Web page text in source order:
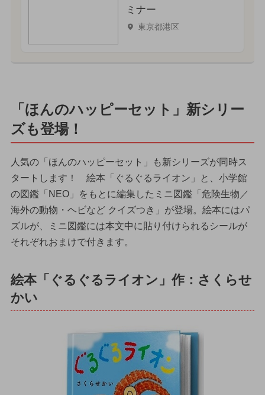
ミナー
東京都港区
「ほんのハッピーセット」新シリー
ズも登場！
人気の「ほんのハッピーセット」も新シリーズが同時ス
タートします！ 絵本「ぐるぐるライオン」と、小学館
の図鑑「NEO」をもとに編集したミニ図鑑「危険生物／
海外の動物・ヘビなど クイズつき」が登場。絵本にはパ
ズルが、ミニ図鑑には本文中に貼り付けられるシールが
それぞれおまけで付きます。
絵本「ぐるぐるライオン」作：さくらせ
かい